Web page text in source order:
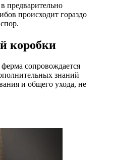
предварительно
происходит гораздо
коробки
сопровождается
знаний
и общего ухода, не